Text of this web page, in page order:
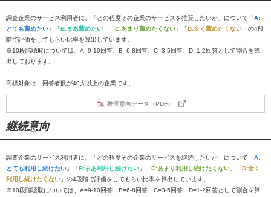
調査企業のサービス利用者に、「どの程度その企業のサービスを推奨したいか」について「A:
とても薦めたい 」「B:まあ薦めたい 」「C:あまり薦めたくない 」「D:全く薦めたくない 」の4段
階で評価をしてもらい比率を算出しています。
※10段階聴取については、A=9-10回答、B=6-8回答、C=3-5回答、D=1-2回答として割合を算
出しております。
商標対象は、回答者数が40人以上の企業です。
推奨意向データ（PDF）
継続意向
調査企業のサービス利用者に、「どの程度その企業のサービスを継続したいか」について「A:
とても利用し続けたい 」「B:まあ利用し続けたい 」「C:あまり利用し続けたくない 」「D:全く
利用し続けたくない 」の4段階で評価をしてもらい比率を算出しています。
※10段階聴取については、A=9-10回答、B=6-8回答、C=3-5回答、D=1-2回答として割合を算